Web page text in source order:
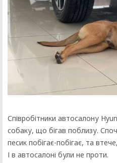
Співробітники автосалону
собаку, що бігав поблизу.
песик побігає-побігає, та
І в автосалоні були не проти.